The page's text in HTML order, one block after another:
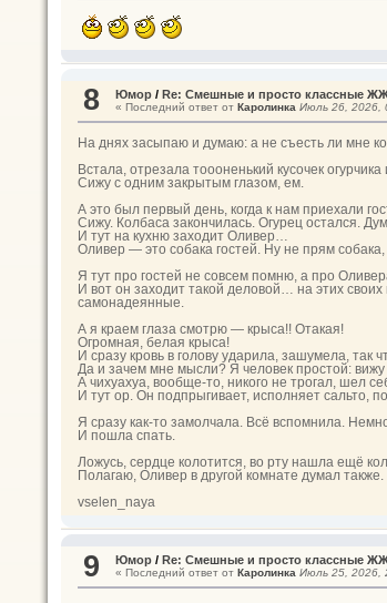
8 Юмор /Re: Смешные и просто классные
« Последний ответ отКаролинка Июль 26, 2026,
На днях засыпаю и думаю: а не съесть ли мне
Встала, отрезала тоооненький кусочек
Сижу с одним закрытым глазом, ем.
А это был первый день, когда к нам приехали
Сижу. Колбаса закончилась. Огурец остался.
И тут на кухню заходит Оливер…
Оливер — это собака гостей. Ну не прям собака,
Я тут про гостей не совсем помню, а про
И вот он заходит такой деловой… на этих
самонадеянные.
А я краем глаза смотрю — крыса!! Отакая!
Огромная, белая крыса!
И сразу кровь в голову ударила, зашумела, так
Да и зачем мне мысли? Я человек простой:
А чихуахуа, вообще-то, никого не трогал, шел
И тут ор. Он подпрыгивает, исполняет сальто,
Я сразу как-то замолчала. Всё вспомнила.
И пошла спать.
Ложусь, сердце колотится, во рту нашла ещё
Полагаю, Оливер в другой комнате думал также.
vselen_naya
9 Юмор / Re: Смешные и просто классные
« Последний ответ отКаролинка Июль 25, 2026,